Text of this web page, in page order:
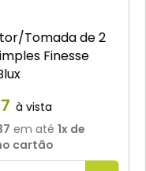
Tomada de 2
Finesse
em até 1x de
cartão